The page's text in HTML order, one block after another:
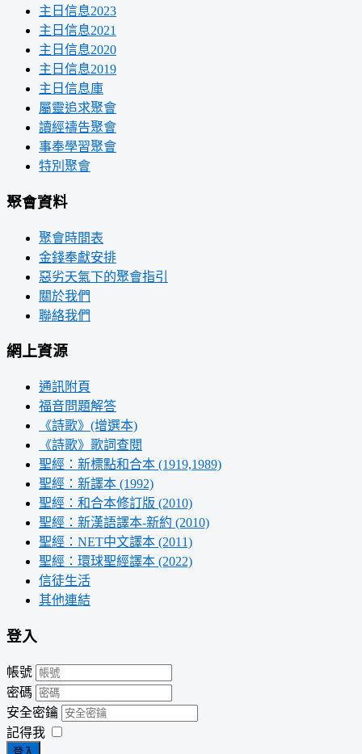
主日信息2023
主日信息2021
主日信息2020
主日信息2019
主日信息庫
屬靈追求聚會
讀經禱告聚會
事奉學習聚會
特別聚會
聚會資料
聚會時間表
金錢奉獻安排
惡劣天氣下的聚會指引
關於我們
聯絡我們
網上資源
通訊附頁
福音問題解答
《詩歌》(增選本)
《詩歌》歌詞查閱
聖經：新標點和合本 (1919,1989)
聖經：新譯本 (1992)
聖經：和合本修訂版 (2010)
聖經：新漢語譯本-新約 (2010)
聖經：NET中文譯本 (2011)
聖經：環球聖經譯本 (2022)
信徒生活
其他連結
登入
帳號
密碼
安全密鑰
記得我